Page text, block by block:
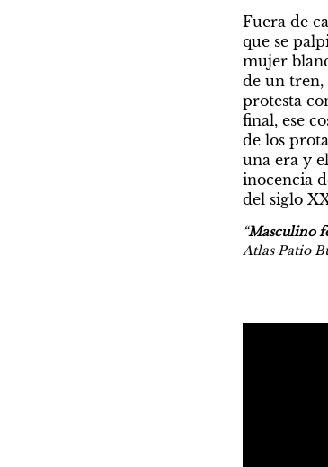
Fuera de
que se
mujer
de un tren,
protesta
final, ese
de los
una era y
inocencia
del siglo
“Masculino
Atlas Patio